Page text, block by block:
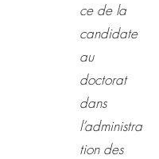
ce de la
candidate
au
doctorat
dans
l’administra
tion des